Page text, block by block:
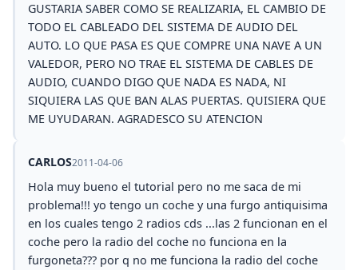
GUSTARIA SABER COMO SE REALIZARIA, EL CAMBIO DE
TODO EL CABLEADO DEL SISTEMA DE AUDIO DEL
AUTO. LO QUE PASA ES QUE COMPRE UNA NAVE A UN
VALEDOR, PERO NO TRAE EL SISTEMA DE CABLES DE
AUDIO, CUANDO DIGO QUE NADA ES NADA, NI
SIQUIERA LAS QUE BAN ALAS PUERTAS. QUISIERA QUE
ME UYUDARAN. AGRADESCO SU ATENCION
CARLOS2011-04-06
Hola muy bueno el tutorial pero no me saca de mi
problema!!! yo tengo un coche y una furgo antiquisima
en los cuales tengo 2 radios cds ...las 2 funcionan en el
coche pero la radio del coche no funciona en la
furgoneta??? por q no me funciona la radio del coche